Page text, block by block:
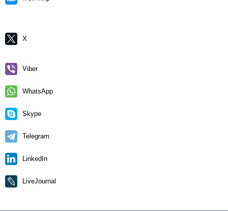
X
Viber
WhatsApp
Skype
Telegram
LinkedIn
LiveJournal